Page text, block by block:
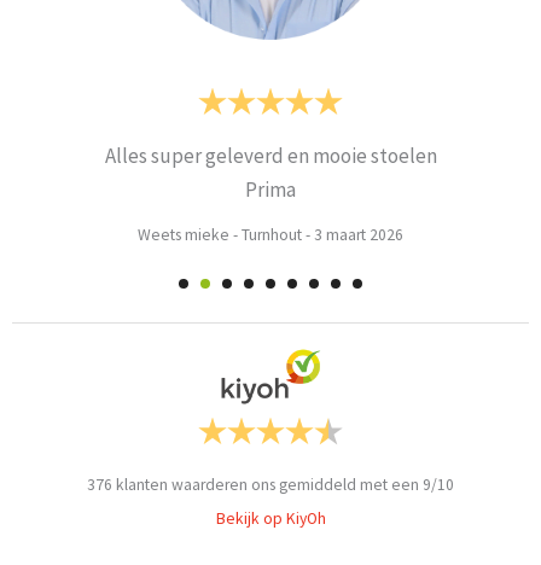
Alles super geleverd en mooie stoelen
Prima
Weets mieke -Turnhout- 3 maart 2026
376 klanten waarderen ons gemiddeld met een 9/10
Bekijk op KiyOh